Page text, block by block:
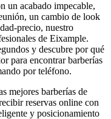
un acabado impecable,
un cambio de look
precio, nuestro
de Eixample.
y descubre por qué
para encontrar barberías
por teléfono.
mejores barberías de
reservas online con
y posicionamiento